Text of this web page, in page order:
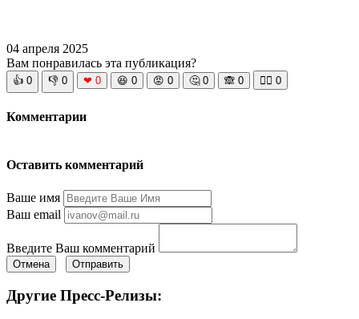
04 апреля 2025
Вам понравилась эта публикация?
👍 0 👎 0 ❤ 0 😆 0 😡 0 🤔 0 🙈 0 🧘‍♀️ 0
Комментарии
Оставить комментарий
Ваше имя
Ваш email
Введите Ваш комментарий
Отмена Отправить
Другие Пресс-Релизы: